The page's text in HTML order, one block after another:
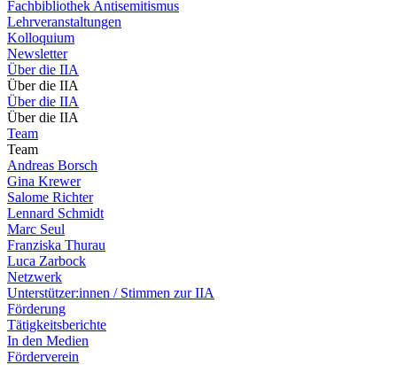
Fachbibliothek Antisemitismus
Lehrveranstaltungen
Kolloquium
Newsletter
Über die IIA
Über die IIA
Über die IIA
Über die IIA
Team
Team
Andreas Borsch
Gina Krewer
Salome Richter
Lennard Schmidt
Marc Seul
Franziska Thurau
Luca Zarbock
Netzwerk
Unterstützer:innen / Stimmen zur IIA
Förderung
Tätigkeitsberichte
In den Medien
Förderverein